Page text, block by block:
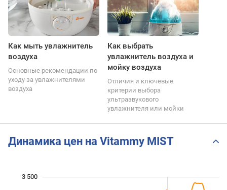
Как мыть увлажнитель
воздуха
Основные рекомендации по
уходу за увлажнителями
воздуха
Как выбрать
увлажнитель воздуха и
мойку воздуха
Отличия и ключевые
критерии выбора
ультразвукового
увлажнителя или мойки
Динамика цен на Vitammy MIST
3 500